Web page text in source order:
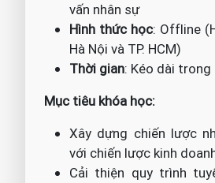
vấn nhân sự
Hình thức học: Offline
Hà Nội và TP. HCM)
Thời gian: Kéo dài trong
Mục tiêu khóa học:
Xây dựng chiến lược
với chiến lược kinh
Cải thiện quy trình